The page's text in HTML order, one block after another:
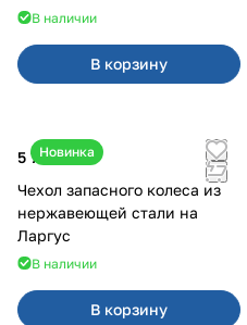
В наличии
В корзину
Новинка
5 700 ₽
Чехол запасного колеса из
нержавеющей стали на
Ларгус
В наличии
В корзину